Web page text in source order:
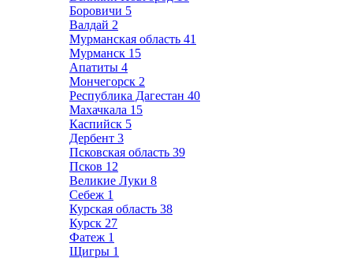
Боровичи 5
Валдай 2
Мурманская область 41
Мурманск 15
Апатиты 4
Мончегорск 2
Республика Дагестан 40
Махачкала 15
Каспийск 5
Дербент 3
Псковская область 39
Псков 12
Великие Луки 8
Себеж 1
Курская область 38
Курск 27
Фатеж 1
Щигры 1